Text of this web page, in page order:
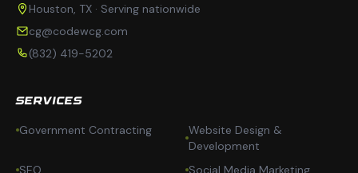
Houston, TX · Serving nationwide
cg@codewcg.com
(832) 419-5202
SERVICES
Government Contracting
Website Design &
Development
SEO
Social Media Marketing